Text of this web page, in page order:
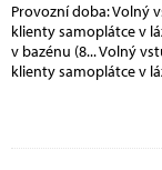
Provozní doba: Volný
klienty samoplátce v
v bazénu (8... Volný
klienty samoplátce v